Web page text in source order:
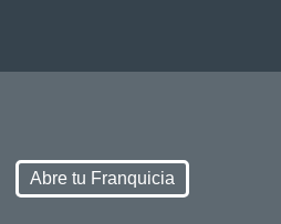
Abre tu Franquicia